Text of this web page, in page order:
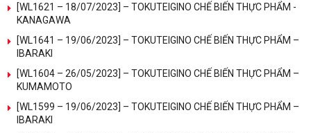
[WL1621 – 18/07/2023] – TOKUTEIGINO CHẾ BIẾN THỰC PHẨM -
KANAGAWA
[WL1641 – 19/06/2023] – TOKUTEIGINO CHẾ BIẾN THỰC PHẨM –
IBARAKI
[WL1604 – 26/05/2023] – TOKUTEIGINO CHẾ BIẾN THỰC PHẨM –
KUMAMOTO
[WL1599 – 19/06/2023] – TOKUTEIGINO CHẾ BIẾN THỰC PHẨM –
IBARAKI